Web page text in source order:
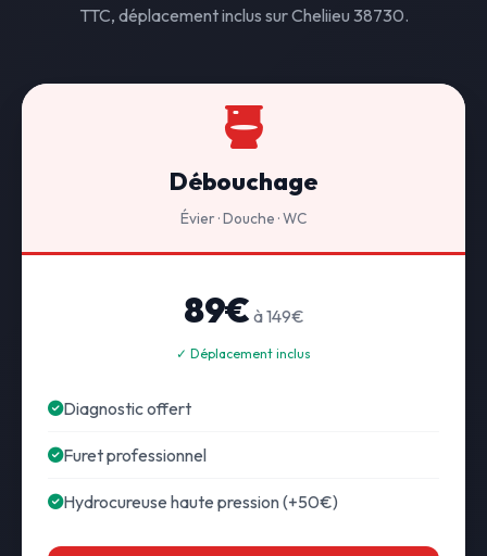
TTC, déplacement inclus sur Cheliieu 38730.
Débouchage
Évier · Douche · WC
89€ à 149€
✓ Déplacement inclus
Diagnostic offert
Furet professionnel
Hydrocureuse haute pression (+50€)